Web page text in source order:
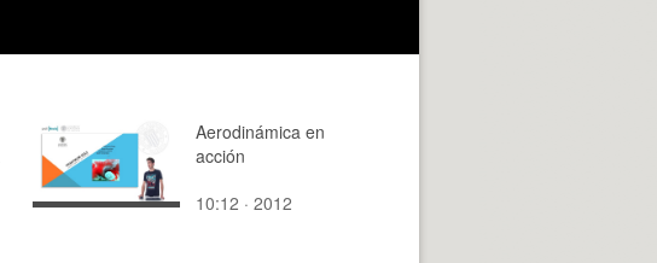
Aerodinámica en
acción
10:12 · 2012